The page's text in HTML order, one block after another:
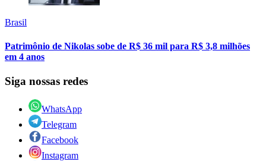
Brasil
Patrimônio de Nikolas sobe de R$ 36 mil para R$ 3,8 milhões
em 4 anos
Siga nossas redes
WhatsApp
Telegram
Facebook
Instagram